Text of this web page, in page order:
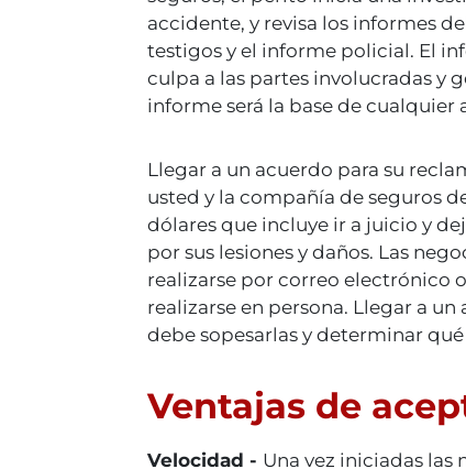
accidente, y revisa los informes
testigos y el informe policial. El
culpa a las partes involucradas y
informe será la base de cualquier
Llegar a un acuerdo para su
usted y la compañía de seguros
dólares que incluye ir a juicio y
por sus lesiones y daños. Las
realizarse por correo electrónico
realizarse en persona. Llegar a
debe sopesarlas y determinar
Ventajas de
Velocidad - Una vez iniciadas las